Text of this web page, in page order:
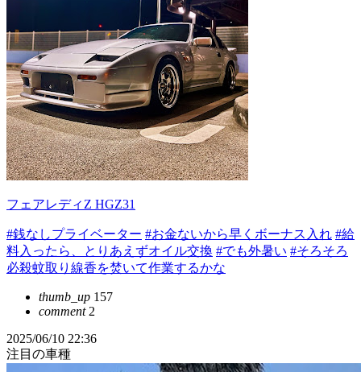
フェアレディZ HGZ31
#銭なしプライベーター #お金ないから早くボーナス入れ #給
料入ったら、とりあえずオイル交換 #でも外暑い #そろそろ
必殺蚊取り線香を焚いて作業するかな
thumb_up 157
comment2
2025/06/10 22:36
注目の車種